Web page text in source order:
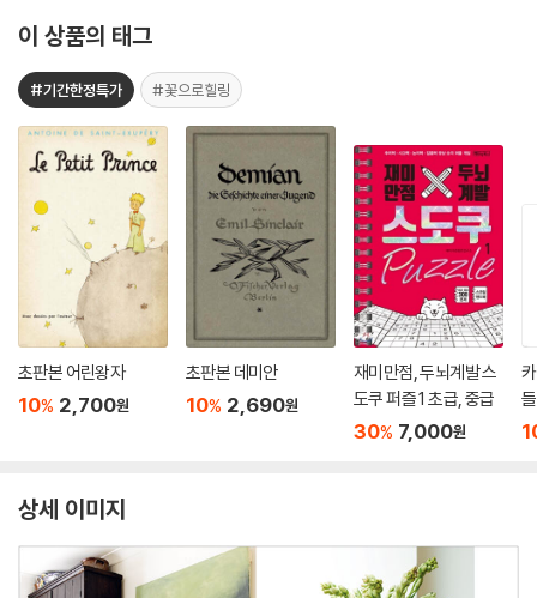
이 상품의 태그
#기간한정특가 #꽃으로힐링
초판본 어린왕자
10% 2,700원
초판본 데미안
10% 2,690원
재미만점, 두뇌계발 스
도쿠 퍼즐 1 초급, 중급
30% 7,000원
상세 이미지